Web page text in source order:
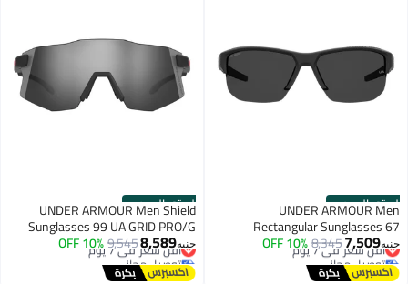
الستور الرسمي
UNDER ARMOUR Men
Rectangular Sunglasses 67
UAFANATICALTL/G
جنيه7,509
8,345
10% OFF أقل سعر في 7 يوم
توصيل مجاني
أقل سعر في 7 يوم
الستور الرسمي
UNDER ARMOUR Men Shield
Sunglasses 99 UA GRID PRO/G
جنيه8,589
9,545
10% OFF أقل سعر في 7 يوم
توصيل مجاني
أقل سعر في 7 يوم